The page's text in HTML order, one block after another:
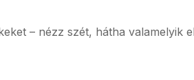
– nézz szét, hátha valamelyik